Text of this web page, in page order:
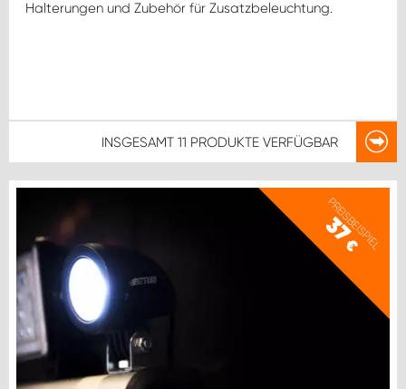
Halterungen und Zubehör für Zusatzbeleuchtung.
INSGESAMT 11 PRODUKTE VERFÜGBAR
PREISBEISPIEL
37
€